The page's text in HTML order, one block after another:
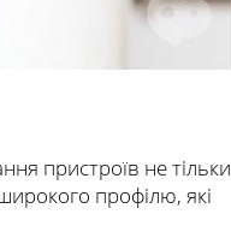
пристроїв не тільки
профілю, які